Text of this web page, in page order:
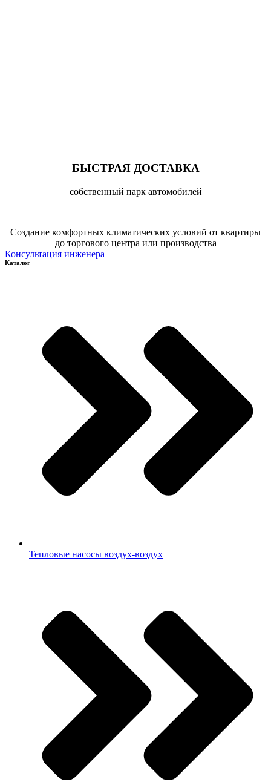
БЫСТРАЯ ДОСТАВКА
собственный парк автомобилей
Cоздание комфортных климатических условий от квартиры
до торгового центра или производства
Консультация инженера
Каталог
Тепловые насосы воздух-воздух